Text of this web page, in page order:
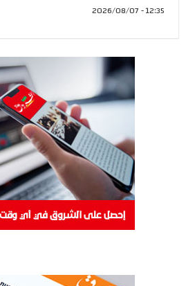
12:35 - 2026/08/07